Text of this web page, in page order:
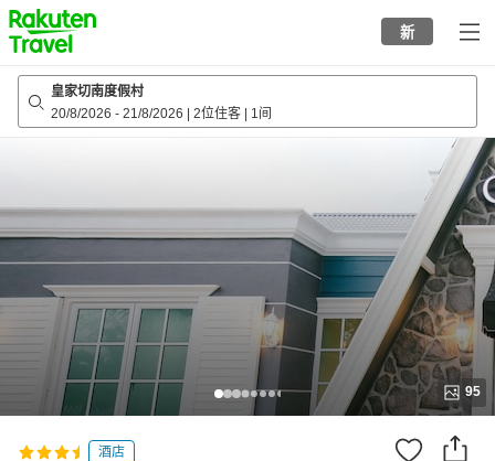
to
top
page
新
皇家切南度假村
20/8/2026 - 21/8/2026 2位住客 1间
95
酒店